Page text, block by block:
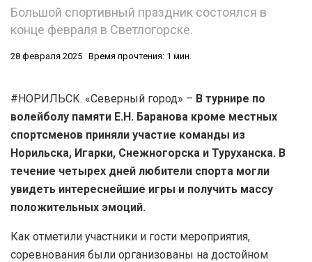
Большой спортивный праздник состоялся в
конце февраля в Светлогорске.
28 февраля 2025 Время прочтения: 1 мин.
#НОРИЛЬСК. «Северный город» – В турнире по
волейболу памяти Е.Н. Баранова кроме местных
спортсменов приняли участие команды из
Норильска, Игарки, Снежногорска и Туруханска. В
течение четырех дней любители спорта могли
увидеть интереснейшие игры и получить массу
положительных эмоций.
Как отметили участники и гости мероприятия,
соревнования были организованы на достойном